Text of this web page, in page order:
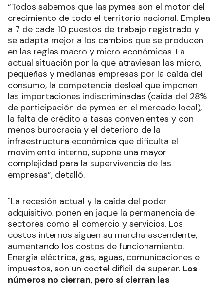
“Todos sabemos que las pymes son el motor del
crecimiento de todo el territorio nacional. Emplea
a 7 de cada 10 puestos de trabajo registrado y
se adapta mejor a los cambios que se producen
en las reglas macro y micro económicas. La
actual situación por la que atraviesan las micro,
pequeñas y medianas empresas por la caída del
consumo, la competencia desleal que imponen
las importaciones indiscriminadas (caída del 28%
de participación de pymes en el mercado local),
la falta de crédito a tasas convenientes y con
menos burocracia y el deterioro de la
infraestructura económica que dificulta el
movimiento interno, supone una mayor
complejidad para la supervivencia de las
empresas”, detalló.
"La recesión actual y la caída del poder
adquisitivo, ponen en jaque la permanencia de
sectores como el comercio y servicios. Los
costos internos siguen su marcha ascendente,
aumentando los costos de funcionamiento.
Energía eléctrica, gas, aguas, comunicaciones e
impuestos, son un coctel difícil de superar. Los
números no cierran, pero sí cierran las